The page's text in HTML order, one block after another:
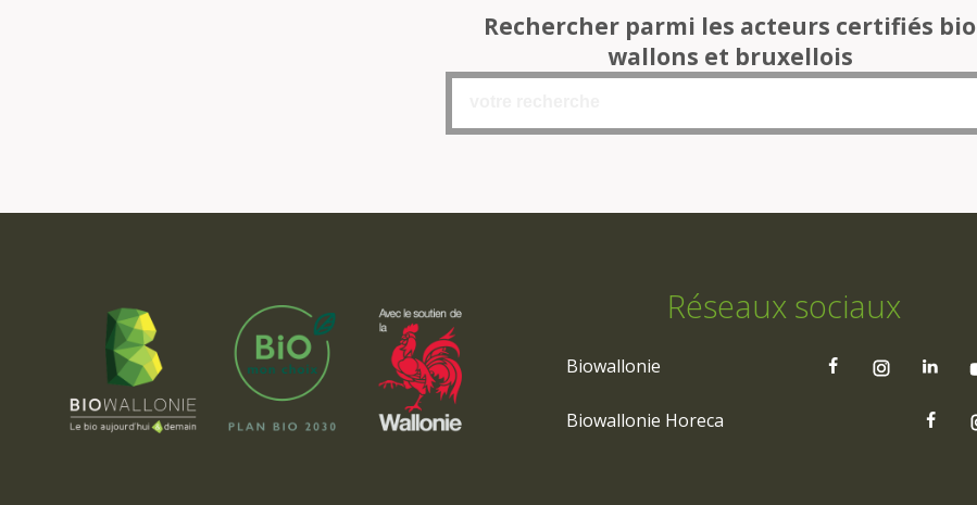
Rechercher parmi les acteurs certifiés bio
wallons et bruxellois
Réseaux sociaux
Biowallonie
Biowallonie Horeca